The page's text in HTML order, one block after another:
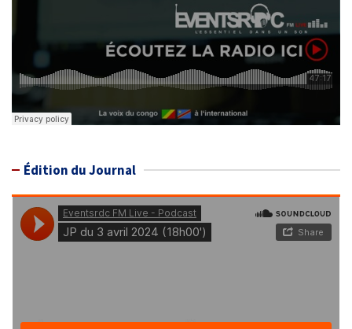
Édition du Journal